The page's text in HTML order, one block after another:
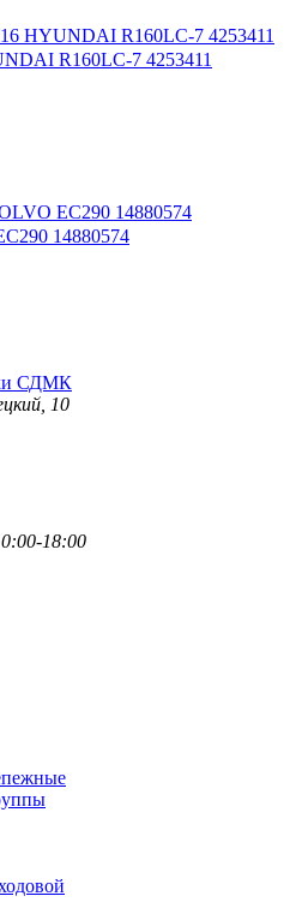
R160LC-7 4253411
14880574
10
18:00